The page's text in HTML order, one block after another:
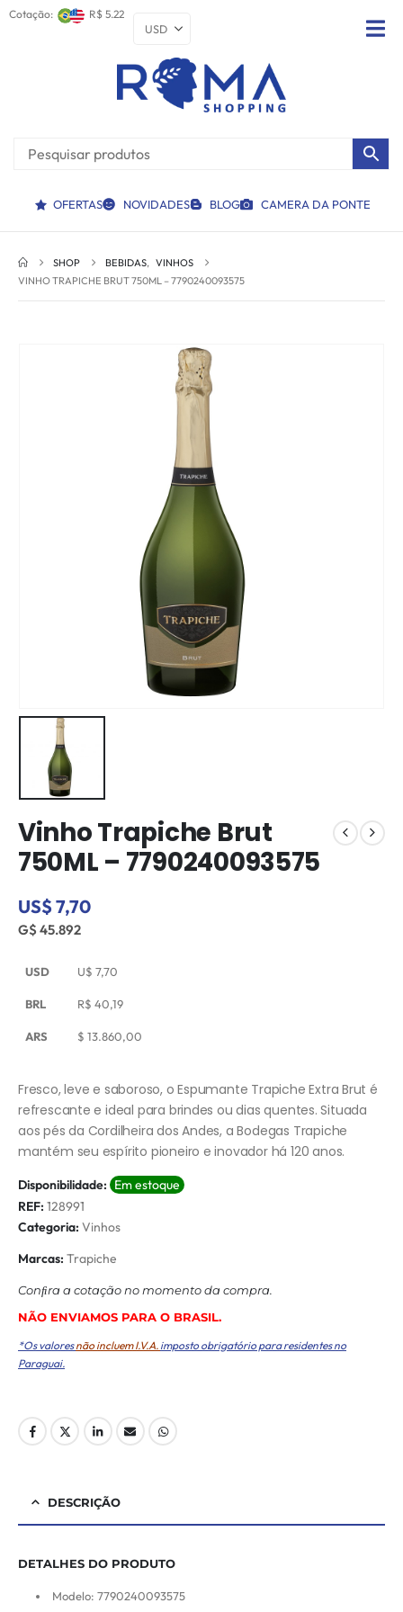
Cotação: R$ 5.22
OFERTAS NOVIDADES BLOG CAMERA DA PONTE
SHOP BEBIDAS, VINHOS
VINHO TRAPICHE BRUT 750ML – 7790240093575
Vinho Trapiche Brut
750ML – 7790240093575
US$ 7,70
G$ 45.892
USD U$ 7,70
BRL R$ 40,19
ARS $ 13.860,00
Fresco, leve e saboroso, o Espumante Trapiche Extra Brut é
refrescante e ideal para brindes ou dias quentes. Situada
aos pés da Cordilheira dos Andes, a Bodegas Trapiche
mantém seu espírito pioneiro e inovador há 120 anos.
Disponibilidade: Em estoque
REF: 128991
Categoria: Vinhos
Marcas: Trapiche
Conﬁra a cotação no momento da compra.
NÃO ENVIAMOS PARA O BRASIL.
*Os valoresnão incluem I.V.A. imposto obrigatório para residentes no
Paraguai.
DESCRIÇÃO
DETALHES DO PRODUTO
Modelo: 7790240093575